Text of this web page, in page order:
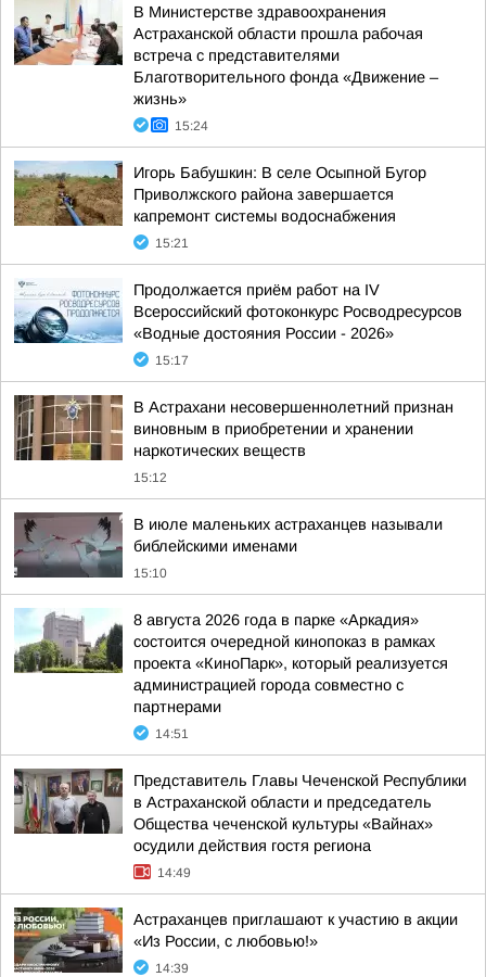
В Министерстве здравоохранения
Астраханской области прошла рабочая
встреча с представителями
Благотворительного фонда «Движение –
жизнь»
15:24
Игорь Бабушкин: В селе Осыпной Бугор
Приволжского района завершается
капремонт системы водоснабжения
15:21
Продолжается приём работ на IV
Всероссийский фотоконкурс Росводресурсов
«Водные достояния России - 2026»
15:17
В Астрахани несовершеннолетний признан
виновным в приобретении и хранении
наркотических веществ
15:12
В июле маленьких астраханцев называли
библейскими именами
15:10
8 августа 2026 года в парке «Аркадия»
состоится очередной кинопоказ в рамках
проекта «КиноПарк», который реализуется
администрацией города совместно с
партнерами
14:51
Представитель Главы Чеченской Республики
в Астраханской области и председатель
Общества чеченской культуры «Вайнах»
осудили действия гостя региона
14:49
Астраханцев приглашают к участию в акции
«Из России, с любовью!»
14:39